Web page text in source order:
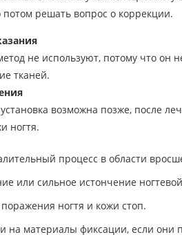
потом решать вопрос о коррекции.
не используют, потому что он
тканей.
возможна позже, после
ногтя.
процесс в области
или сильное истончение
ногтя и кожи стоп.
на материалы фиксации, если они